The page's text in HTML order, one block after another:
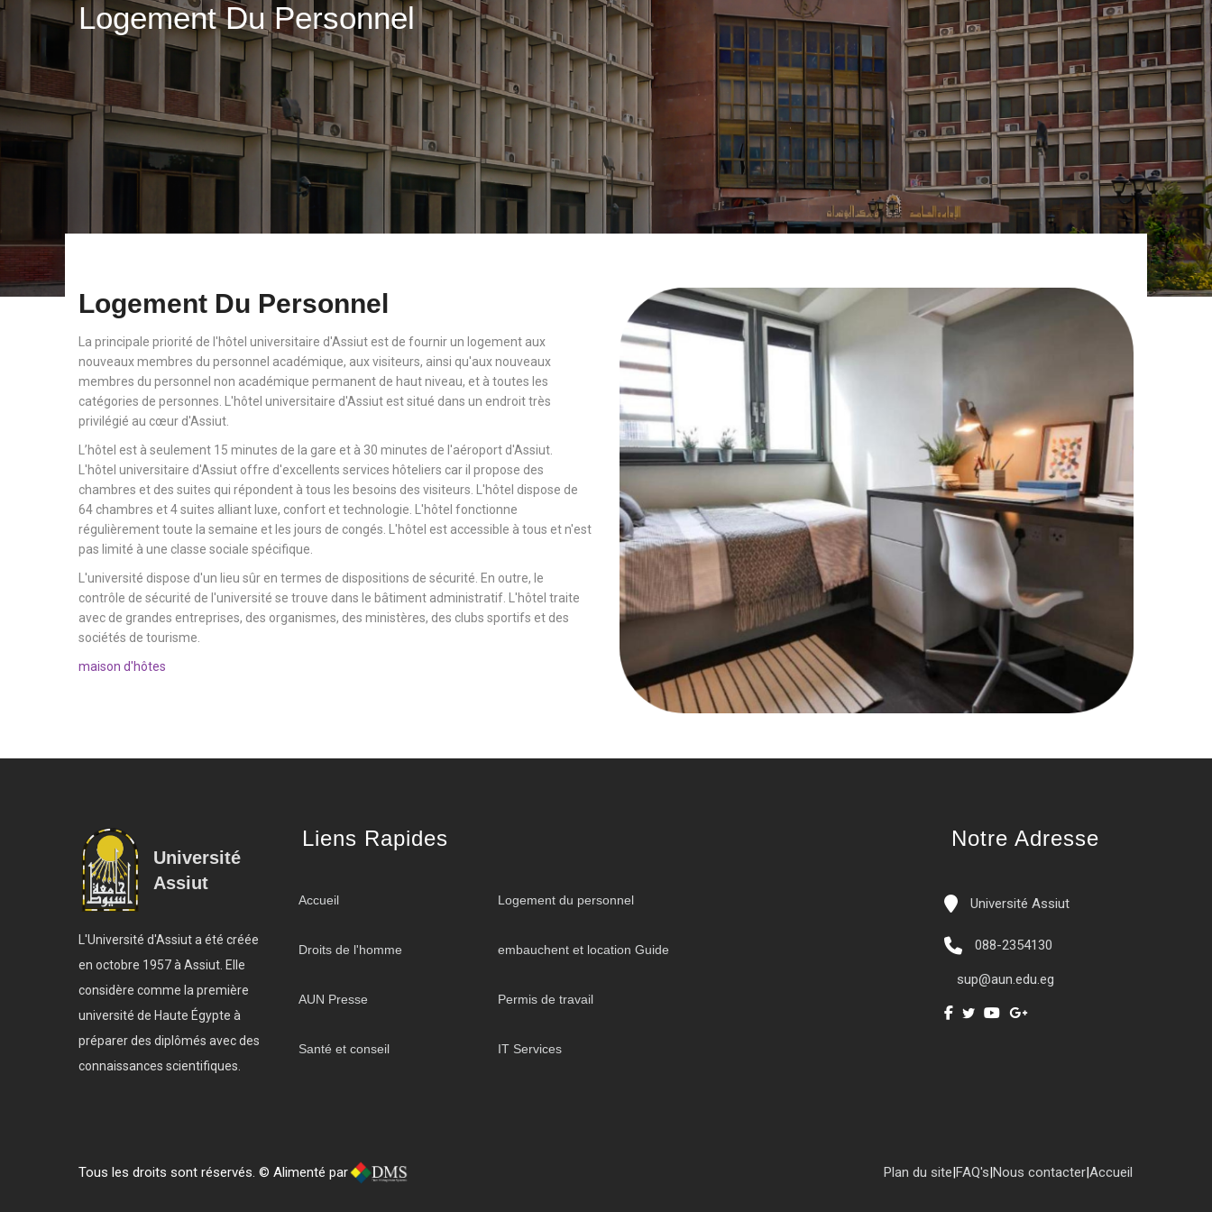
Logement Du Personnel
Logement Du Personnel
La principale priorité de l'hôtel universitaire d'Assiut est de fournir un logement aux
nouveaux membres du personnel académique, aux visiteurs, ainsi qu'aux nouveaux
membres du personnel non académique permanent de haut niveau, et à toutes les
catégories de personnes. L'hôtel universitaire d'Assiut est situé dans un endroit très
privilégié au cœur d'Assiut.
L’hôtel est à seulement 15 minutes de la gare et à 30 minutes de l'aéroport d'Assiut.
L'hôtel universitaire d'Assiut offre d'excellents services hôteliers car il propose des
chambres et des suites qui répondent à tous les besoins des visiteurs. L'hôtel dispose de
64 chambres et 4 suites alliant luxe, confort et technologie. L'hôtel fonctionne
régulièrement toute la semaine et les jours de congés. L'hôtel est accessible à tous et n'est
pas limité à une classe sociale spécifique.
L'université dispose d'un lieu sûr en termes de dispositions de sécurité. En outre, le
contrôle de sécurité de l'université se trouve dans le bâtiment administratif. L'hôtel traite
avec de grandes entreprises, des organismes, des ministères, des clubs sportifs et des
sociétés de tourisme.
maison d'hôtes
Université
Assiut
L'Université d'Assiut a été créée
en octobre 1957 à Assiut. Elle
considère comme la première
université de Haute Égypte à
préparer des diplômés avec des
connaissances scientifiques.
Liens Rapides
Accueil Logement du personnel
Droits de l'homme embauchent et location Guide
AUN Presse Permis de travail
Santé et conseil IT Services
Notre Adresse
Université Assiut
088-2354130
sup@aun.edu.eg
Tous les droits sont réservés. © Alimenté par Accueil
|
Nous contacter
|
FAQ's
|
Plan du site